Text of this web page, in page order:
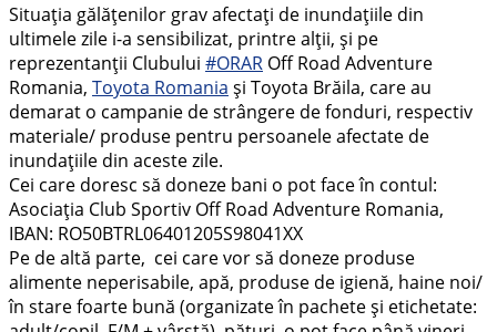
Situația gălățenilor grav afectați de inundațiile din
ultimele zile i-a sensibilizat, printre alții, și pe
reprezentanții Clubului #ORAR Off Road Adventure
Romania, Toyota Romania și Toyota Brăila, care au
demarat o campanie de strângere de fonduri, respectiv
materiale/ produse pentru persoanele afectate de
inundațiile din aceste zile.
Cei care doresc să doneze bani o pot face în contul:
Asociația Club Sportiv Off Road Adventure Romania,
IBAN: RO50BTRL06401205S98041XX
Pe de altă parte, cei care vor să doneze produse
alimente neperisabile, apă, produse de igienă, haine noi/
în stare foarte bună (organizate în pachete și etichetate: